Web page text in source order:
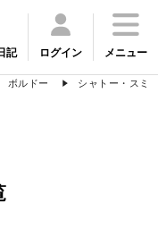
記 ログイン メニュー
ボルドー
シャトー・スミ